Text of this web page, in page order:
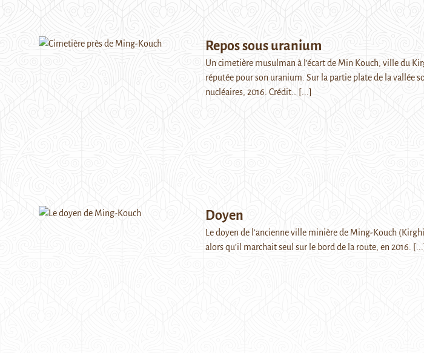
Repos sous uranium
Un cimetière musulman à l’écart de Min Kouch, ville du
réputée pour son uranium. Sur la partie plate de la vallée
nucléaires, 2016. Crédit…
[...]
Doyen
Le doyen de l’ancienne ville minière de Ming-Kouch
alors qu’il marchait seul sur le bord de la route, en 2016.
[...]